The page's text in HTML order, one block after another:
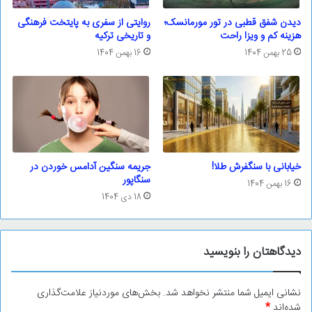
دیدن شفق قطبی در تور مورمانسک؛
هزینه کم و ویزا راحت
25 بهمن 1404
روایتی از سفری به پایتخت فرهنگی
و تاریخی ترکیه
16 بهمن 1404
خیابانی با سنگفرش طلا!
16 بهمن 1404
جریمه سنگین آدامس خوردن در
سنگاپور
18 دی 1404
دیدگاهتان را بنویسید
نشانی ایمیل شما منتشر نخواهد شد. بخش‌های موردنیاز علامت‌گذاری
شده‌اند*